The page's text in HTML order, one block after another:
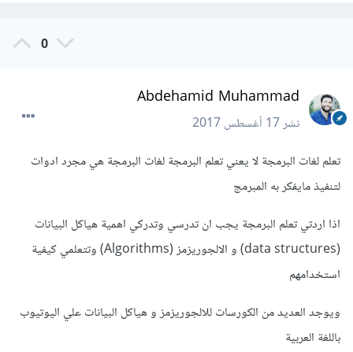
0
Abdehamid Muhammad
نشر17 أغسطس 2017
تعلم لغات البرمجة لا يعني تعلم البرمجة لغات البرمجة هي مجرد ادوات
لتنفيذ مايفكر به المبرمج
اذا اردتي تعلم البرمجة يجب ان تدرسي وتدركي اهمية هياكل البيانات
(data structures) و الالجوريزمز (Algorithms) وتتعلمي كيفية
استخدامهم
ويوجد العديد من الكورسات للالجوريزمز و هياكل البيانات علي اليوتيوب
باللغة العربية